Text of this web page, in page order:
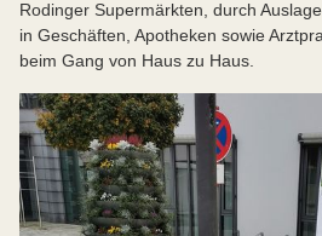
Rodinger Supermärkten, durch
in Geschäften, Apotheken sowie
beim Gang von Haus zu Haus.